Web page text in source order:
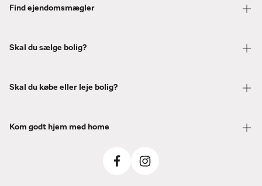
Find ejendomsmægler
Skal du sælge bolig?
Skal du købe eller leje bolig?
Kom godt hjem med home